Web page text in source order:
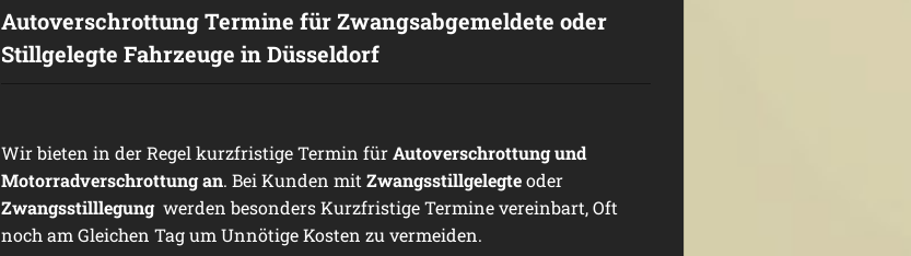
Autoverschrottung Termine für Zwangsabgemeldete oder
Stillgelegte Fahrzeuge in Düsseldorf
Wir bieten in der Regel kurzfristige Termin fürAutoverschrottung und
Motorradverschrottung an. Bei Kunden mit Zwangsstillgelegteoder
Zwangsstilllegungwerden besonders Kurzfristige Termine vereinbart, Oft
noch am Gleichen Tag um Unnötige Kosten zu vermeiden.